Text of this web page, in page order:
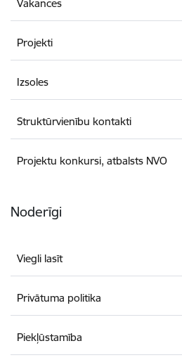
Vakances
Projekti
Izsoles
Struktūrvienību kontakti
Projektu konkursi, atbalsts NVO
Noderīgi
Viegli lasīt
Privātuma politika
Piekļūstamība